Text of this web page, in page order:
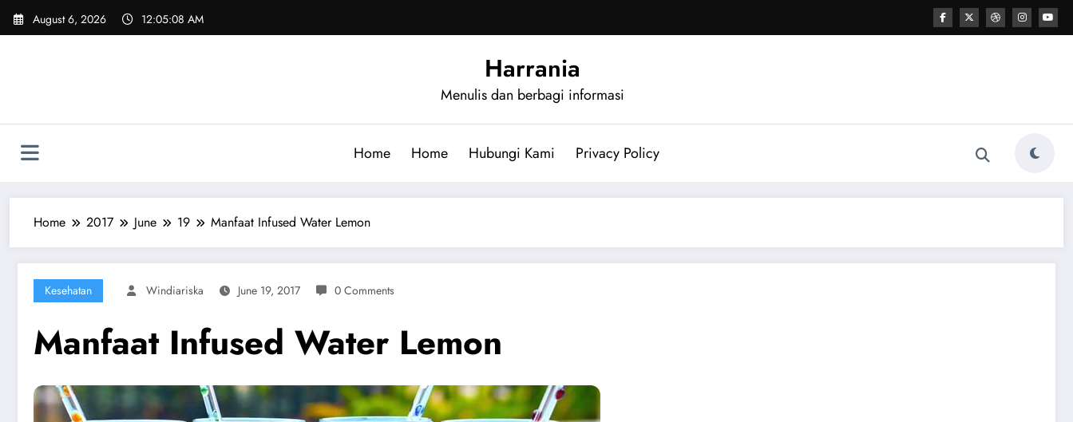
Skip
August 6, 2026 12:05:09 AM
Harrania
Menulis dan berbagi informasi
Home Home Hubungi Kami Privacy Policy
Home 2017 June 19 Manfaat Infused Water Lemon
Kesehatan Windiariska June 19, 2017 0 Comments
Manfaat Infused Water Lemon